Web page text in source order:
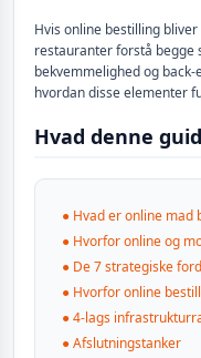
Hvis online bestilling
restauranter forstå begge
bekvemmelighed og
hvordan disse elementer
Hvad denne
● Hvad er online mad
● Hvorfor online og
● De 7 strategiske
● Hvorfor online
●4-lags
●Afslutningstanker